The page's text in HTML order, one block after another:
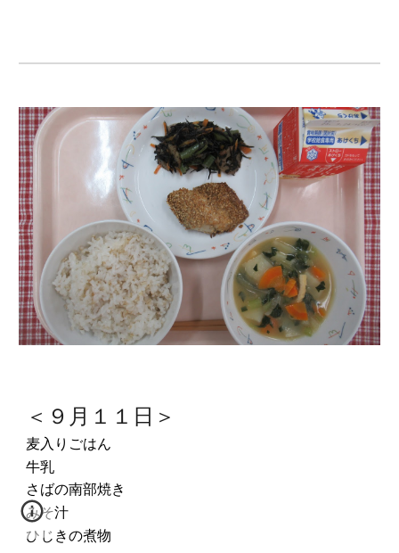
＜９月１１日＞
麦入りごはん
牛乳
さばの南部焼き
みそ汁
ひじきの煮物